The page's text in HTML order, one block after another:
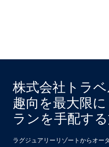
株式会社トラ
趣向を最大限
ランを手配す
ラグジュアリーリゾートからオー